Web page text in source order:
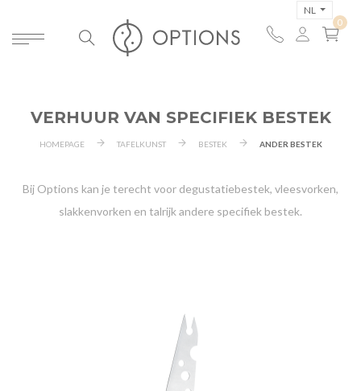
NL
VERHUUR VAN SPECIFIEK BESTEK
HOMEPAGE TAFELKUNST BESTEK ANDER BESTEK
Bij Options kan je terecht voor degustatiebestek, vleesvorken,
slakkenvorken en talrijk andere specifiek bestek.